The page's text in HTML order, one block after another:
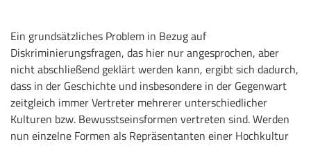
Ein grundsätzliches Problem in Bezug auf
Diskriminierungsfragen, das hier nur angesprochen, aber
nicht abschließend geklärt werden kann, ergibt sich dadurch,
dass in der Geschichte und insbesondere in der Gegenwart
zeitgleich immer Vertreter mehrerer unterschiedlicher
Kulturen bzw. Bewusstseinsformen vertreten sind. Werden
nun einzelne Formen als Repräsentanten einer Hochkultur